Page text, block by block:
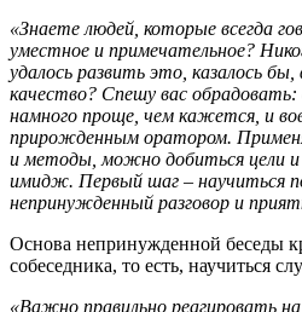
«Знаете людей, которые всегда
уместное и примечательное?
удалось развить это, казалось
качество? Спешу вас
намного проще, чем кажется, и
прирожденным оратором.
и методы, можно добиться цели и
имидж. Первый шаг – научиться
непринужденный разговор и
Основа непринужденной беседы
собеседника, то есть, научиться
«Важно правильно реагировать